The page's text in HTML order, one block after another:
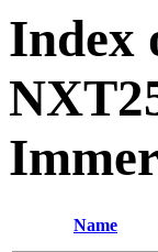
Index
Name